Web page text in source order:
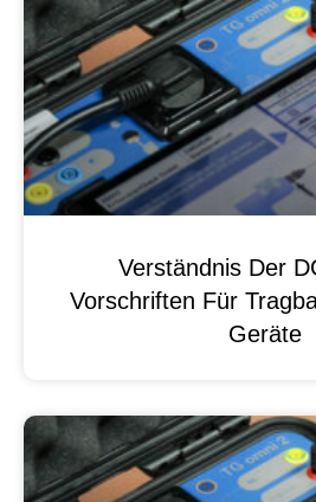
Verständnis Der
Vorschriften Für
Geräte